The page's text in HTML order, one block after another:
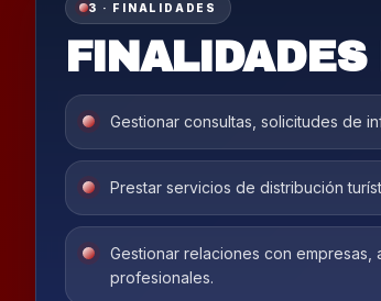
3 · FINALIDADES
Gestionar consultas, solicitudes de
Prestar servicios de distribución
Gestionar relaciones con
profesionales.